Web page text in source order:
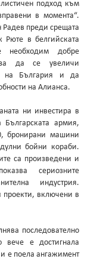
подход към
в момента“.
Радев преди срещата
в белгийската
необходим добре
за да се увеличи
на България и да
на Алианса.
ни инвестира в
армия,
бронирани машини
бойни кораби.
са произведени и
сериозните
индустрия.
проекти, включени в
последователно
вече е достигнала
е поела ангажимент